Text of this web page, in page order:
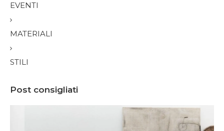
EVENTI
MATERIALI
STILI
Post consigliati